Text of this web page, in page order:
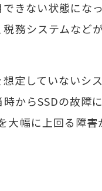
きない状態にな
税務システムなど
定していないシ
時からSSDの故障
大幅に上回る障害